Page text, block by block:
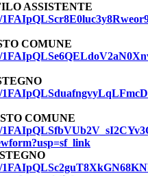
ASSISTENTE
COMUNE
COMUNE